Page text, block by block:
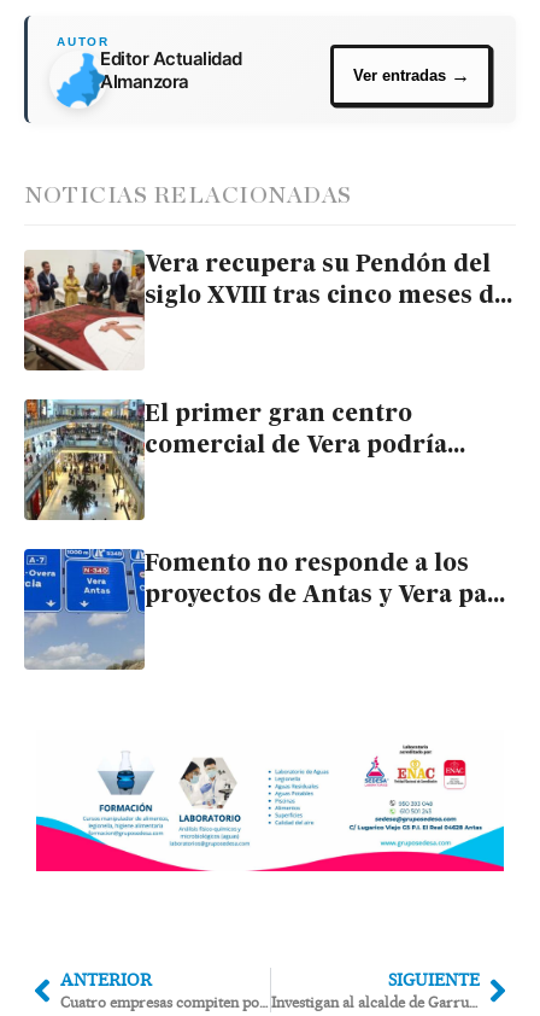
Editor Actualidad
Almanzora
NOTICIAS RELACIONADAS
Vera recupera su Pendón del
siglo XVIII tras cinco meses de
El primer gran centro
comercial de Vera podría
Fomento no responde a los
proyectos de Antas y Vera para
ANTERIOR
Cuatro empresas compiten por rehabilitar el Casino de Huércal-Overa como nuevo ayuntamiento
SIGUIENTE
Investigan al alcalde de Garrucha por construir presuntamente en terreno rústico